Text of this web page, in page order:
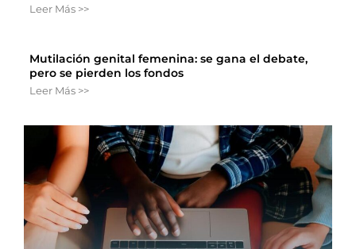
Leer Más >>
Mutilación genital femenina: se gana el debate,
pero se pierden los fondos
Leer Más >>